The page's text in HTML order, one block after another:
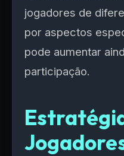
jogadores de
por aspectos
pode aumentar
participação.